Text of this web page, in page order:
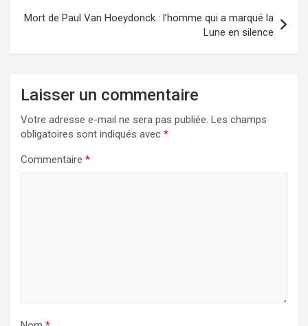
Mort de Paul Van Hoeydonck : l’homme qui a marqué la
Lune en silence
Laisser un commentaire
Votre adresse e-mail ne sera pas publiée. Les champs
obligatoires sont indiqués avec *
Commentaire *